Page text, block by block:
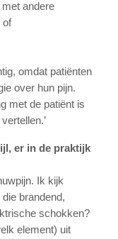
andere
of
omdat patiënten
over hun pijn.
met de patiënt is
er in de praktijk
Ik kijk
brandend,
schokken?
element) uit